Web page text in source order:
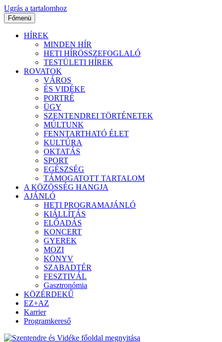
Ugrás a tartalomhoz
Főmenü
HÍREK
MINDEN HÍR
HETI HÍRÖSSZEFOGLALÓ
TESTÜLETI HÍREK
ROVATOK
VÁROS
ÉS VIDÉKE
PORTRÉ
ÜGY
SZENTENDREI TÖRTÉNETEK
MÚLTUNK
FENNTARTHATÓ ÉLET
KULTÚRA
OKTATÁS
SPORT
EGÉSZSÉG
TÁMOGATOTT TARTALOM
A KÖZÖSSÉG HANGJA
AJÁNLÓ
HETI PROGRAMAJÁNLÓ
KIÁLLÍTÁS
ELŐADÁS
KONCERT
GYEREK
MOZI
KÖNYV
SZABADTÉR
FESZTIVÁL
Gasztronómia
KÖZÉRDEKŰ
EZ+AZ
Karrier
Programkereső